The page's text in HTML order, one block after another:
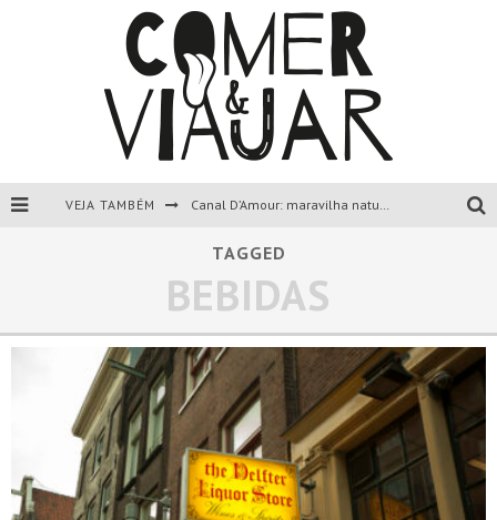
VEJA TAMBÉM Canal D’Amour: maravilha natural de Corfu, Grécia.
Liapades Beach, Corfu, Grécia.
Paleokastritsa, Corfu, Grécia.
Todas as dicas sobre a ilha de Corfu, Grécia.
TAGGED
BEBIDAS